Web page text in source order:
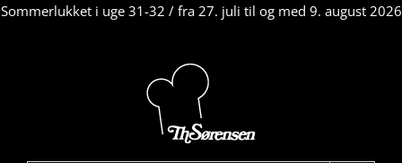
Sommerlukket i uge 31-32 / fra 27. juli til og med 9. august 2026